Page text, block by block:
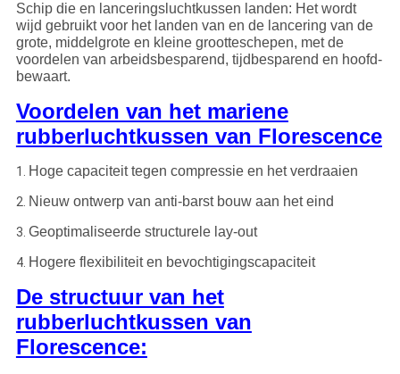
Schip die en lanceringsluchtkussen landen: Het wordt
wijd gebruikt voor het landen van en de lancering van de
grote, middelgrote en kleine grootteschepen, met de
voordelen van arbeidsbesparend, tijdbesparend en hoofd-
bewaart.
Voordelen van het mariene
rubberluchtkussen van Florescence
1. Hoge capaciteit tegen compressie en het verdraaien
2. Nieuw ontwerp van anti-barst bouw aan het eind
3. Geoptimaliseerde structurele lay-out
4. Hogere flexibiliteit en bevochtigingscapaciteit
De structuur van het
rubberluchtkussen van
Florescence: